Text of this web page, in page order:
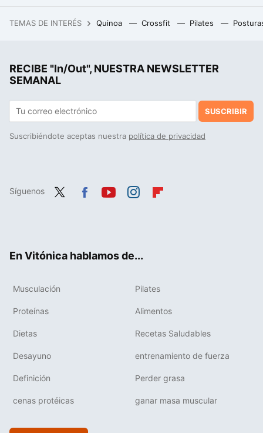
La debacle demográfica en Europa, expuesta en este mapa con un invitado engañoso: Mónaco
TEMAS DE INTERÉS Quinoa Crossfit Pilates
RECIBE "In/Out", NUESTRA NEWSLETTER
SEMANAL
SUSCRIBIR
Suscribiéndote aceptas nuestra política de privacidad
Síguenos
En Vitónica hablamos de...
Musculación Pilates
Proteínas Alimentos
Dietas Recetas Saludables
Desayuno entrenamiento de fuerza
Definición Perder grasa
cenas protéicas ganar masa muscular